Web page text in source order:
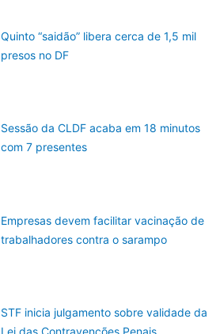
Quinto “saidão” libera cerca de 1,5 mil
presos no DF
Sessão da CLDF acaba em 18 minutos
com 7 presentes
Empresas devem facilitar vacinação de
trabalhadores contra o sarampo
STF inicia julgamento sobre validade da